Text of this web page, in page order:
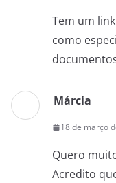
Tem um
como
Márcia
18 de março
Quero
Acredito